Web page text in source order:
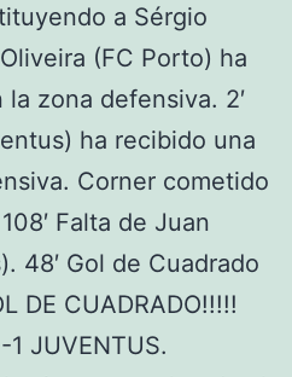
a Sérgio
(FC Porto) ha
zona defensiva. 2′
ha recibido una
Corner cometido
Falta de Juan
48′ Gol de Cuadrado
DE CUADRADO!!!!!
JUVENTUS.